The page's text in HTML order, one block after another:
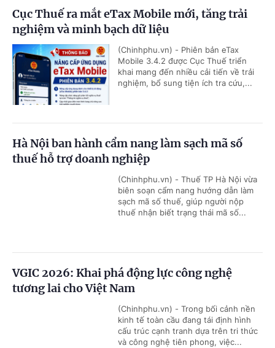
Cục Thuế ra mắt eTax Mobile mới, tăng trải
nghiệm và minh bạch dữ liệu
(Chinhphu.vn) - Phiên bản eTax
Mobile 3.4.2 được Cục Thuế triển
khai mang đến nhiều cải tiến về trải
nghiệm, bổ sung tiện ích tra cứu,...
Hà Nội ban hành cẩm nang làm sạch mã số
thuế hỗ trợ doanh nghiệp
(Chinhphu.vn) - Thuế TP Hà Nội vừa
biên soạn cẩm nang hướng dẫn làm
sạch mã số thuế, giúp người nộp
thuế nhận biết trạng thái mã số...
VGIC 2026: Khai phá động lực công nghệ
tương lai cho Việt Nam
(Chinhphu.vn) - Trong bối cảnh nền
kinh tế toàn cầu đang tái định hình
cấu trúc cạnh tranh dựa trên tri thức
và công nghệ tiên phong, việc...